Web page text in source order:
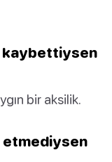
kaybettiysen
bir aksilik.
etmediysen